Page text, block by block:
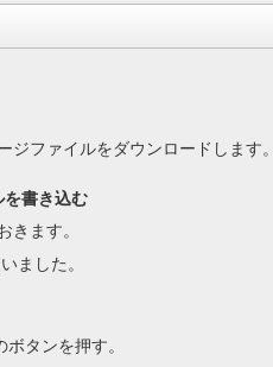
ジファイルをダウンロードします
書き込む
きます。
ました。
タンを押す。